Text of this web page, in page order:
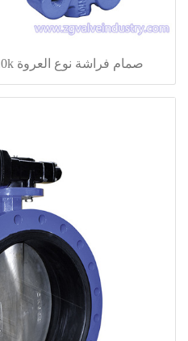
صمام فراشة نوع العروة ansi cl150 / din / bs / jis 10k